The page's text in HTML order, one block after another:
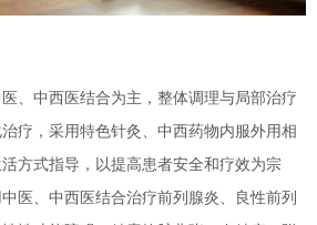
、中西医结合为主，整体调理与局部治疗
疗，采用特色针灸、中西药物内服外用相
方式指导，以提高患者安全和疗效为宗
医、中西医结合治疗前列腺炎、良性前列